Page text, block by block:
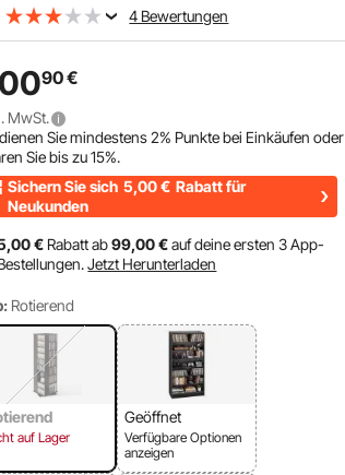
4 Bewertungen
90€
MwSt.
Sie mindestens2% Punkte bei Einkäufen oder
Sie bis zu15%.
Sichern Sie sich 5,00 € Rabatt für
Neukunden
,00 € Rabatt ab99,00 €auf deine ersten 3 App-
Jetzt Herunterladen
Rotierend
auf Lager
Geöffnet
Verfügbare Optionen
anzeigen